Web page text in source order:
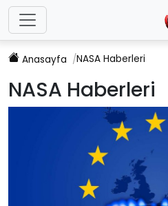
Anasayfa NASA Haberleri
NASA Haberleri